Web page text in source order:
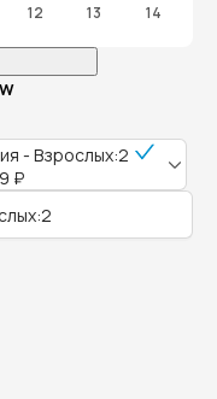
12 13 14
- Взрослых:2
₽